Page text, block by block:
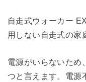
自走式ウォーカー
用しない自走式の家
電源がいらないため
つと言えます。電源